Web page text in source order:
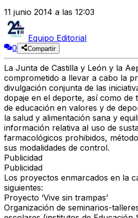
11 junio 2014 a las 12:03
Equipo Editorial
0
Compartir
La Junta de Castilla y León y la
comprometido a llevar a cabo la
divulgación conjunta de las
dopaje en el deporte, así como de
de educación en valores y de
la salud y alimentación sana y
información relativa al uso de
farmacológicos prohibidos,
sus modalidades de control.
Publicidad
Publicidad
Los proyectos enmarcados en la
siguientes:
Proyecto ‘Vive sin trampas’
Organización de seminarios-